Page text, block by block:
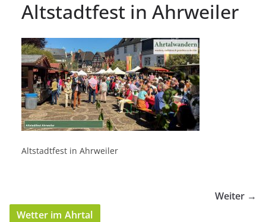
Altstadtfest in Ahrweiler
Altstadtfest in Ahrweiler
Weiter →
Wetter im Ahrtal